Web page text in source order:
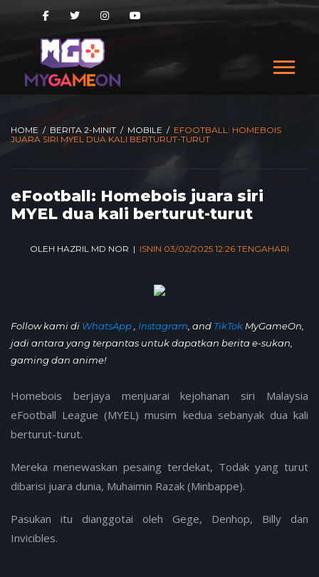
HOME / BERITA 2-MINIT / MOBILE / EFOOTBALL: HOMEBOIS
JUARA SIRI MYEL DUA KALI BERTURUT-TURUT
eFootball: Homebois juara siri
MYEL dua kali berturut-turut
OLEH HAZRIL MD NOR | ISNIN 03/02/2025 12:26 TENGAHARI
Follow kami di WhatsApp Instagram , and TikTok MyGameOn,
jadi antara yang terpantas untuk dapatkan berita e-sukan,
gaming dan anime!
Homebois berjaya menjuarai kejohanan siri Malaysia
eFootball League (MYEL) musim kedua sebanyak dua kali
berturut-turut.
Mereka menewaskan pesaing terdekat, Todak yang turut
dibarisi juara dunia, Muhaimin Razak (Minbappe).
Pasukan itu dianggotai oleh Gege, Denhop, Billy dan
Invicibles.